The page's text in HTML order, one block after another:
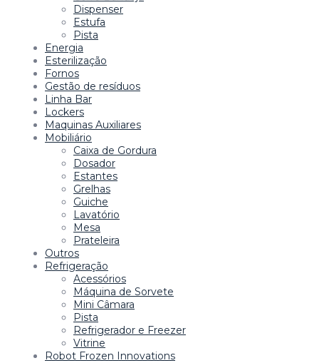
Dispenser
Estufa
Pista
Energia
Esterilização
Fornos
Gestão de resíduos
Linha Bar
Lockers
Maquinas Auxiliares
Mobiliário
Caixa de Gordura
Dosador
Estantes
Grelhas
Guiche
Lavatório
Mesa
Prateleira
Outros
Refrigeração
Acessórios
Máquina de Sorvete
Mini Câmara
Pista
Refrigerador e Freezer
Vitrine
Robot Frozen Innovations